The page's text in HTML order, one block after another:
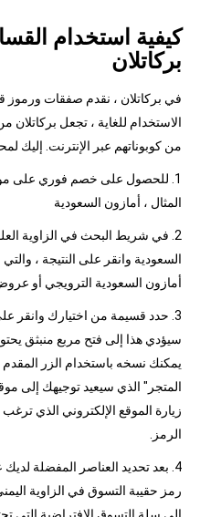
كيفية استخدام
بركاتلان
في بركاتلان ، نقدم صفقات ورموز
الاستخدام للغاية ، تجعل بركاتلان
من كوبوناتهم عبر الإنترنت. إليك
1. للحصول على خصم فوري على
المثال ، أمازون السعودية
2. في شريط البحث في الزاوية
السعودية وانقر على النتيجة ،
أمازون السعودية الترويجي أو
3. حدد قسيمة من اختيارك وانقر
سيؤدي هذا إلى فتح مربع منبثق
يمكنك نسخه باستخدام الزر
المتجر" الذي سيعيد توجيهك إلى
زيارة الموقع الإلكتروني الذي
الرمز.
4. بعد تحديد العناصر المفضلة
رمز حقيبة التسوق في الزاوية